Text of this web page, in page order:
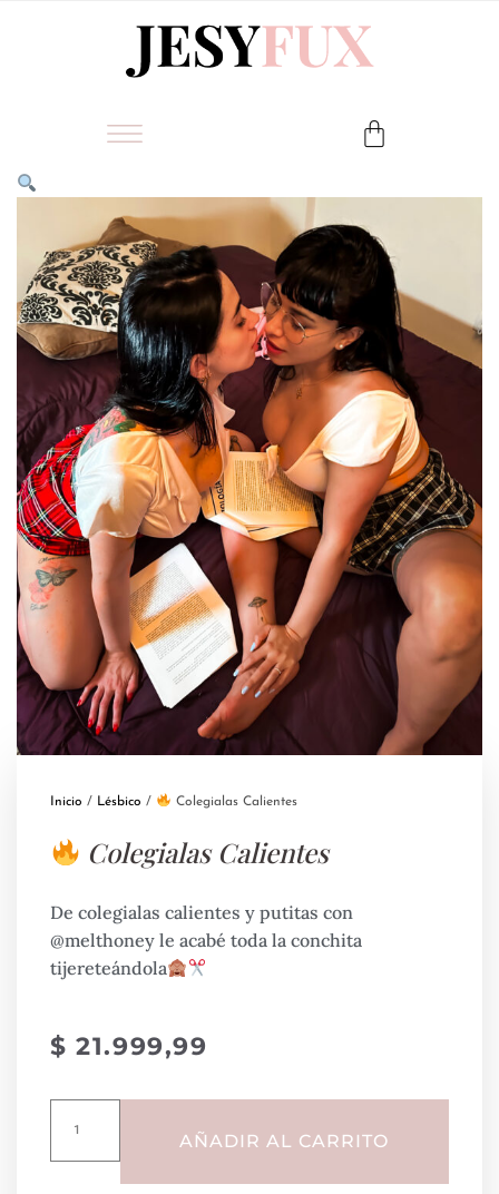
Inicio / Lésbico / Colegialas Calientes
Colegialas Calientes
De colegialas calientes y putitas con
@melthoney le acabé toda la conchita
tijereteándola
$ 21.999,99
AÑADIR AL CARRITO